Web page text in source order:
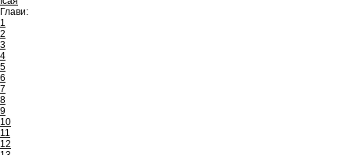
Глави:
1
2
3
4
5
6
7
8
9
10
11
12